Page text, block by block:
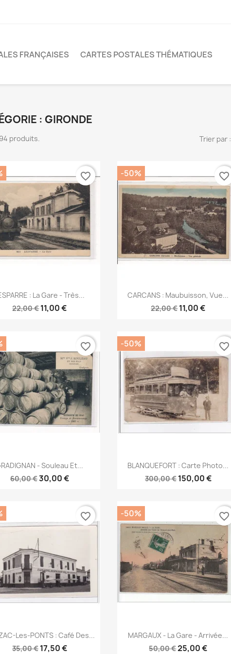
FRANÇAISES CARTES POSTALES THÉMATIQUES
: GIRONDE
produits. Trier par :
Aperçu rapide
: La Gare - Très...
22,00 €11,00 €
favorite_border
Aperçu rapide
CARCANS : Maubuisson, Vue...
22,00 €11,00 €
-50% favorite_border
Aperçu rapide
- Souleau Et...
60,00 €30,00 €
favorite_border
Aperçu rapide
BLANQUEFORT : Carte Photo...
300,00 € 150,00 €
-50% favorite_border
Aperçu rapide
Les-PONTS : Café Des...
35,00 € 17,50 €
favorite_border
Aperçu rapide
MARGAUX - La Gare - Arrivée...
50,00 €25,00 €
-50% favorite_border